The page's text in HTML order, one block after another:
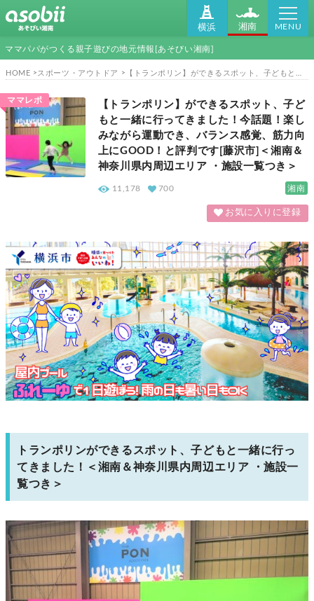
横浜 湘南 MENU
ママパパがつくる親子遊びの地元情報[あそびい湘南]
HOME スポーツ・アウトドア 【トランポリン】ができるスポット、子どもと一緒に行ってきました！今話題！楽しみながら運動でき、バランス感覚、筋力向上にGOOD！と評判です[藤沢市]＜湘南＆神奈川県内周辺エリア ・施設一覧つき＞
ママレポ
【トランポリン】ができるスポット、子ど
もと一緒に行ってきました！今話題！楽し
みながら運動でき、バランス感覚、筋力向
上にGOOD！と評判です[藤沢市]＜湘南＆
神奈川県内周辺エリア ・施設一覧つき＞
湘南
11,178 700
お気に入りに登録
トランポリンができるスポット、子どもと一緒に行っ
てきました！＜湘南＆神奈川県内周辺エリア ・施設一
覧つき＞